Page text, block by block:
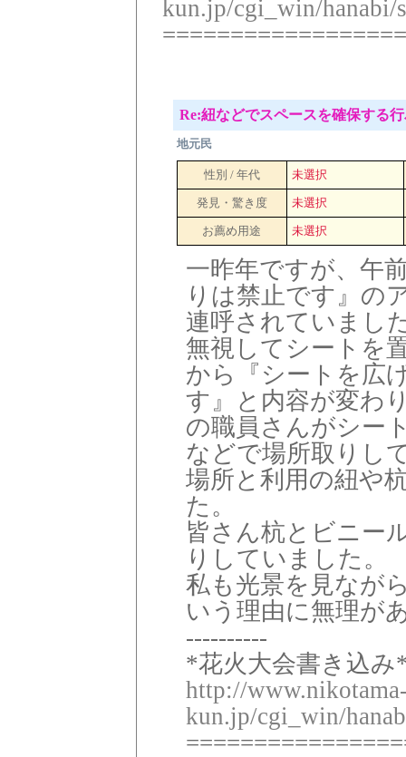
kun.jp/cgi_win/hanabi/
Re:紐などでスペースを確保する
地元民
性別 / 年代 未選択
発見・驚き度 未選択
お薦め用途 未選択
一昨年ですが、午
りは禁止です』の
連呼されていまし
無視してシートを
から『シートを広
す』と内容が変わ
の職員さんがシー
などで場所取りし
場所と利用の紐や
た。
皆さん杭とビニー
りしていました。
私も光景を見なが
いう理由に無理が
----------
*花火大会書き込み
http://
kun.jp/cgi_win/